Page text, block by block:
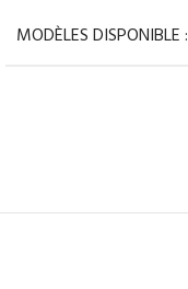
MODÈLES DISPONIBLE :